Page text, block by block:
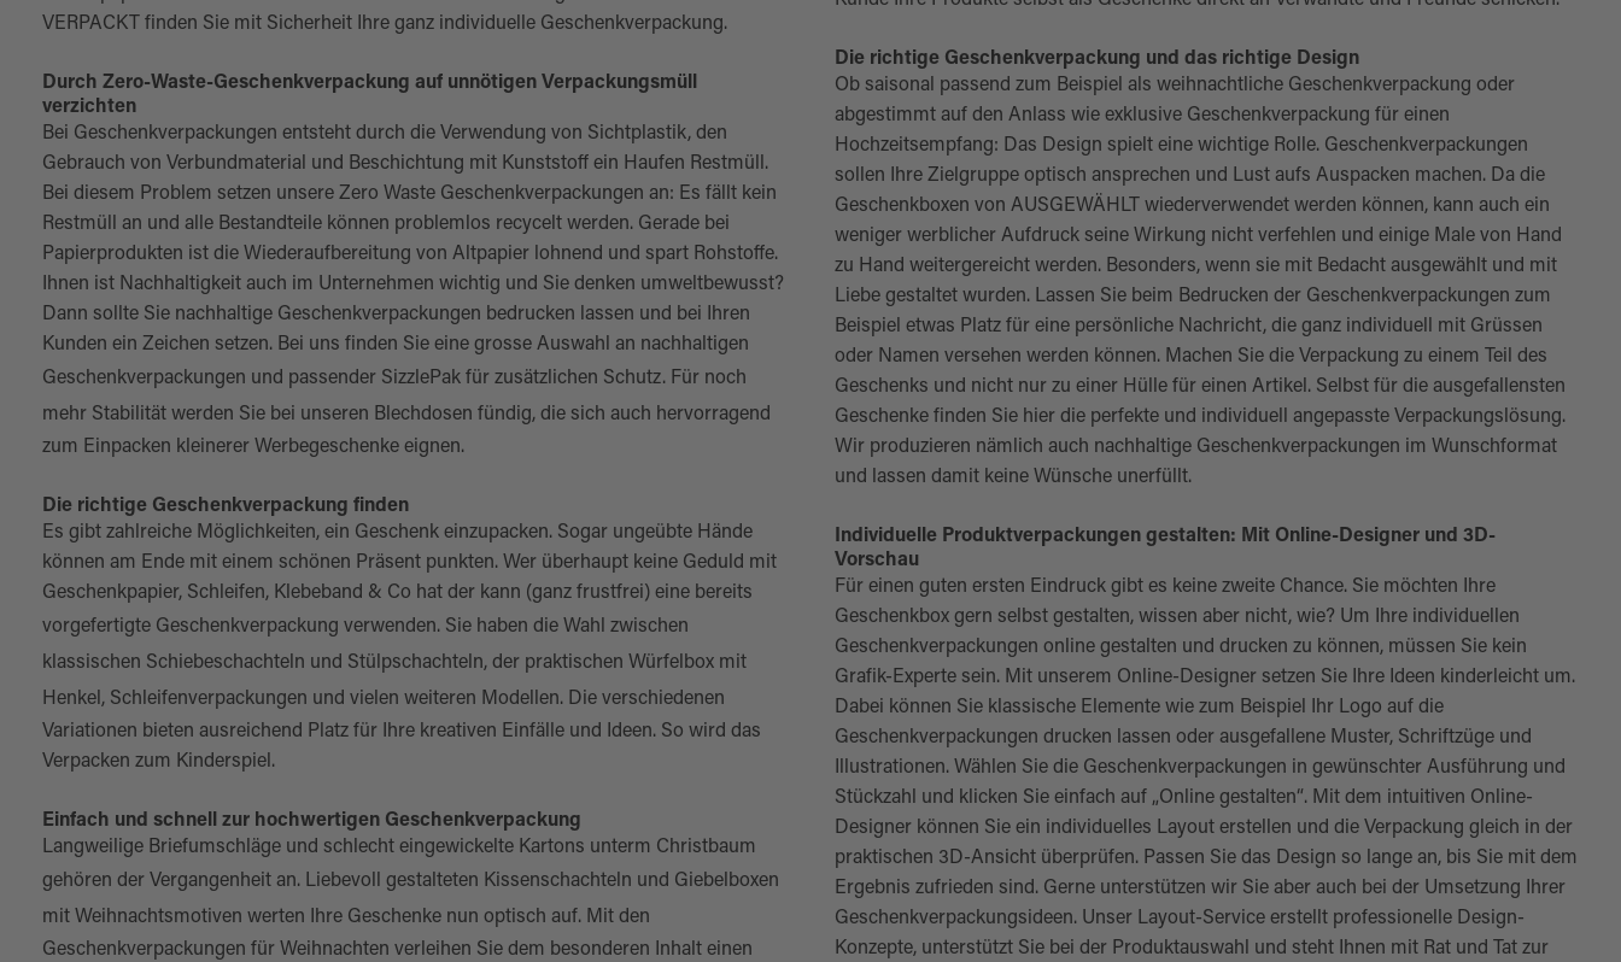
VERPACKT finden Sie mit Sicherheit Ihre ganz individuelle Geschenkverpackung.
Durch Zero-Waste-Geschenkverpackung auf unnötigen Verpackungsmüll
verzichten
Bei Geschenkverpackungen entsteht durch die Verwendung von Sichtplastik, den
Gebrauch von Verbundmaterial und Beschichtung mit Kunststoff ein Haufen Restmüll.
Bei diesem Problem setzen unsere Zero Waste Geschenkverpackungen an: Es fällt kein
Restmüll an und alle Bestandteile können problemlos recycelt werden. Gerade bei
Papierprodukten ist die Wiederaufbereitung von Altpapier lohnend und spart Rohstoffe.
Ihnen ist Nachhaltigkeit auch im Unternehmen wichtig und Sie denken umweltbewusst?
Dann sollte Sie nachhaltige Geschenkverpackungen bedrucken lassen und bei Ihren
Kunden ein Zeichen setzen. Bei uns finden Sie eine grosse Auswahl an nachhaltigen
Geschenkverpackungen und passender SizzlePak für zusätzlichen Schutz. Für noch
mehr Stabilität werden Sie bei unseren Blechdosen fündig, die sich auch hervorragend
zum Einpacken kleinerer Werbegeschenke eignen.
Die richtige Geschenkverpackung finden
Es gibt zahlreiche Möglichkeiten, ein Geschenk einzupacken. Sogar ungeübte Hände
können am Ende mit einem schönen Präsent punkten. Wer überhaupt keine Geduld mit
Geschenkpapier, Schleifen, Klebeband & Co hat der kann (ganz frustfrei) eine bereits
vorgefertigte Geschenkverpackung verwenden. Sie haben die Wahl zwischen
klassischen Schiebeschachteln und Stülpschachteln, der praktischen Würfelbox mit
Henkel, Schleifenverpackungen und vielen weiteren Modellen. Die verschiedenen
Variationen bieten ausreichend Platz für Ihre kreativen Einfälle und Ideen. So wird das
Verpacken zum Kinderspiel.
Einfach und schnell zur hochwertigen Geschenkverpackung
Langweilige Briefumschläge und schlecht eingewickelte Kartons unterm Christbaum
gehören der Vergangenheit an. Liebevoll gestalteten Kissenschachteln und Giebelboxen
mit Weihnachtsmotiven werten Ihre Geschenke nun optisch auf. Mit den
Geschenkverpackungen für Weihnachten verleihen Sie dem besonderen Inhalt einen
Die richtige Geschenkverpackung und das richtige Design
Ob saisonal passend zum Beispiel als weihnachtliche Geschenkverpackung oder
abgestimmt auf den Anlass wie exklusive Geschenkverpackung für einen
Hochzeitsempfang: Das Design spielt eine wichtige Rolle. Geschenkverpackungen
sollen Ihre Zielgruppe optisch ansprechen und Lust aufs Auspacken machen. Da die
Geschenkboxen von AUSGEWÄHLT wiederverwendet werden können, kann auch ein
weniger werblicher Aufdruck seine Wirkung nicht verfehlen und einige Male von Hand
zu Hand weitergereicht werden. Besonders, wenn sie mit Bedacht ausgewählt und mit
Liebe gestaltet wurden. Lassen Sie beim Bedrucken der Geschenkverpackungen zum
Beispiel etwas Platz für eine persönliche Nachricht, die ganz individuell mit Grüssen
oder Namen versehen werden können. Machen Sie die Verpackung zu einem Teil des
Geschenks und nicht nur zu einer Hülle für einen Artikel. Selbst für die ausgefallensten
Geschenke finden Sie hier die perfekte und individuell angepasste Verpackungslösung.
Wir produzieren nämlich auch nachhaltige Geschenkverpackungen im Wunschformat
und lassen damit keine Wünsche unerfüllt.
Individuelle Produktverpackungen gestalten: Mit Online-Designer und 3D-
Vorschau
Für einen guten ersten Eindruck gibt es keine zweite Chance. Sie möchten Ihre
Geschenkbox gern selbst gestalten, wissen aber nicht, wie? Um Ihre individuellen
Geschenkverpackungen online gestalten und drucken zu können, müssen Sie kein
Grafik-Experte sein. Mit unserem Online-Designer setzen Sie Ihre Ideen kinderleicht um.
Dabei können Sie klassische Elemente wie zum Beispiel Ihr Logo auf die
Geschenkverpackungen drucken lassen oder ausgefallene Muster, Schriftzüge und
Illustrationen. Wählen Sie die Geschenkverpackungen in gewünschter Ausführung und
Stückzahl und klicken Sie einfach auf „Online gestalten“. Mit dem intuitiven Online-
Designer können Sie ein individuelles Layout erstellen und die Verpackung gleich in der
praktischen 3D-Ansicht überprüfen. Passen Sie das Design so lange an, bis Sie mit dem
Ergebnis zufrieden sind. Gerne unterstützen wir Sie aber auch bei der Umsetzung Ihrer
Geschenkverpackungsideen. Unser Layout-Service erstellt professionelle Design-
Konzepte, unterstützt Sie bei der Produktauswahl und steht Ihnen mit Rat und Tat zur